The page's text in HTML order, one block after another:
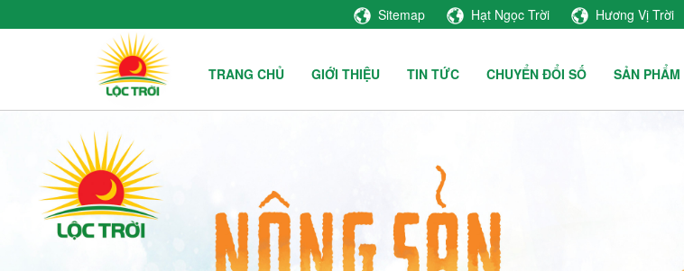
Sitemap Hạt Ngọc Trời Hương Vị Trời
TRANG CHỦ GIỚI THIỆU TIN TỨC CHUYỂN ĐỔI SỐ SẢN PHẨM